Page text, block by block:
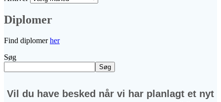
Diplomer
Find diplomerher
Søg
Søg
Vil du have besked når vi har planlagt et nyt